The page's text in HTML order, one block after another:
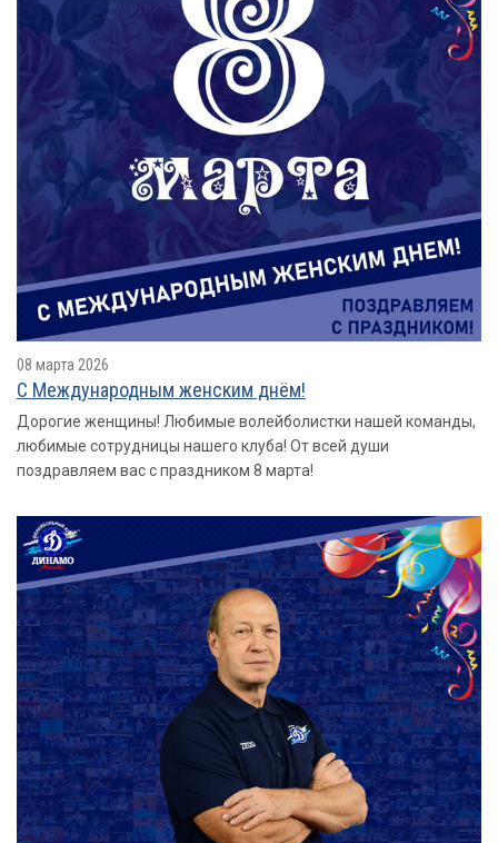
08 марта 2026
С Международным женским днём!
Дорогие женщины! Любимые волейболистки нашей команды,
любимые сотрудницы нашего клуба! От всей души
поздравляем вас с праздником 8 марта!